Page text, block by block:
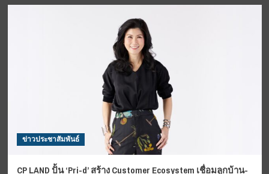
ข่าวประชาสัมพันธ์
CP LAND ปั้น ‘Pri-d’ สร้าง Customer Ecosystem เชื่อมลูกบ้าน-